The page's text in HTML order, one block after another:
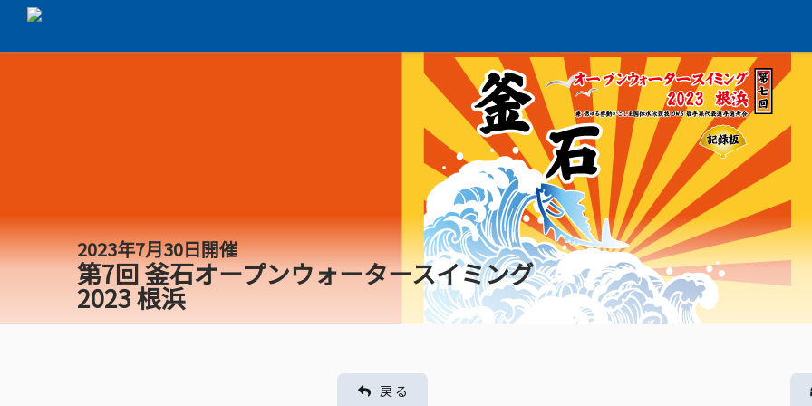
2023年7月30日開催
第7回 釜石オープンウォータースイミング
2023 根浜
戻 る